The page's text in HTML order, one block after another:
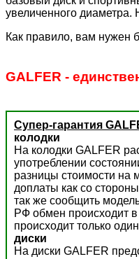
увеличенного диаметра.
Как правило, вам нужен
GALFER -
Супер-гарантия
колодки
На колодки GALFER
употреблении
разницы стоимости на
доплаты как со
так же сообщить
РФ обмен происходит
происходит только
диски
На диски GALFER